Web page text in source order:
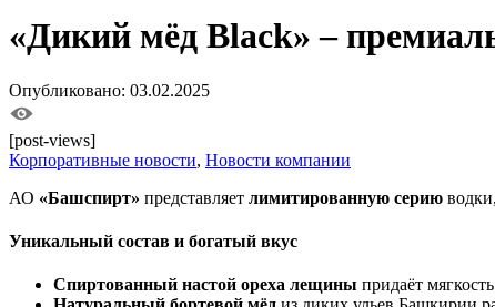
«Дикий мёд Black» –
Опубликовано: 03.02.2025
[post-views]
Корпоративные новости, Новости компании
АО «Башспирт» представляет лимитированную серию
Уникальный состав и богатый вкус
Спиртованный настой ореха лещины придаёт